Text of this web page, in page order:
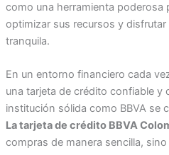
como una herramienta poderosa
optimizar sus recursos y
tranquila.
En un entorno financiero cada
una tarjeta de crédito confiable y
institución sólida como BBVA se
La tarjeta de crédito BBVA
compras de manera sencilla,